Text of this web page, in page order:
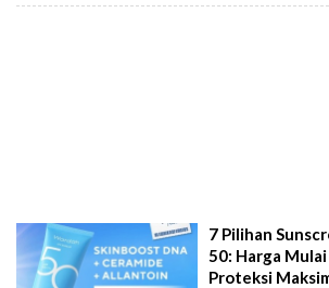
7 Pilihan
50: Harga
Proteksi